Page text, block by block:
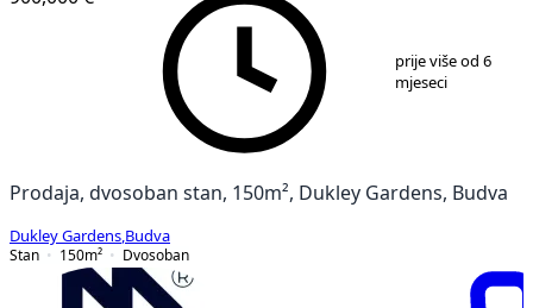
prije više od 6
mjeseci
Prodaja, dvosoban stan, 150m², Dukley Gardens, Budva
Dukley Gardens Budva
Stan
150m² Dvosoban